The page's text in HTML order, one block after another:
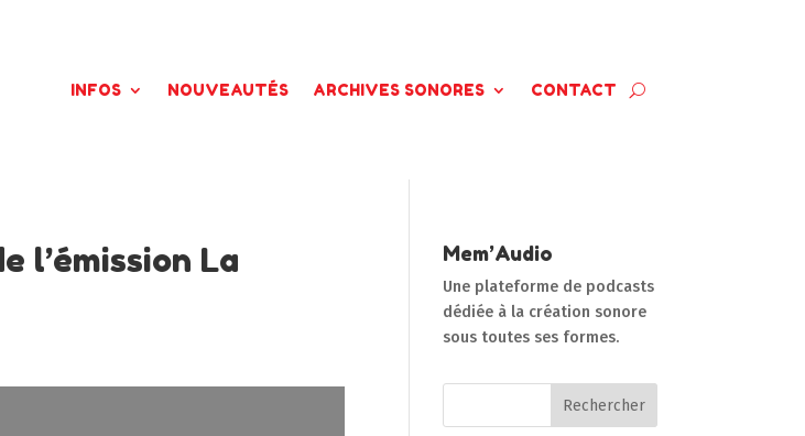
INFOS NOUVEAUTÉS ARCHIVES SONORES CONTACT
l’émission La
Mem’Audio
Une plateforme de podcasts
dédiée à la création sonore
sous toutes ses formes.